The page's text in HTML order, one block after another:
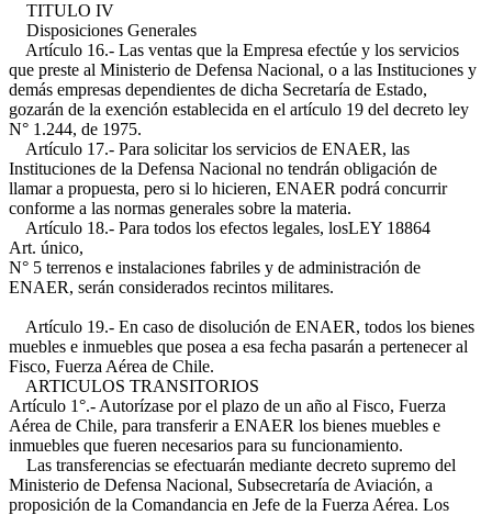
TITULO IV
Disposiciones Generales
Artículo 16.- Las ventas que la Empresa efectúe y los servicios
que preste al Ministerio de Defensa Nacional, o a las Instituciones y
demás empresas dependientes de dicha Secretaría de Estado,
gozarán de la exención establecida en el artículo 19 del decreto ley
N° 1.244, de 1975.
Artículo 17.- Para solicitar los servicios de ENAER, las
Instituciones de la Defensa Nacional no tendrán obligación de
llamar a propuesta, pero si lo hicieren, ENAER podrá concurrir
conforme a las normas generales sobre la materia.
Artículo 18.- Para todos los efectos legales, losLEY 18864
Art. único,
N° 5 terrenos e instalaciones fabriles y de administración de
ENAER, serán considerados recintos militares.
Artículo 19.- En caso de disolución de ENAER, todos los bienes
muebles e inmuebles que posea a esa fecha pasarán a pertenecer al
Fisco, Fuerza Aérea de Chile.
ARTICULOS TRANSITORIOS
Artículo 1°.- Autorízase por el plazo de un año al Fisco, Fuerza
Aérea de Chile, para transferir a ENAER los bienes muebles e
inmuebles que fueren necesarios para su funcionamiento.
Las transferencias se efectuarán mediante decreto supremo del
Ministerio de Defensa Nacional, Subsecretaría de Aviación, a
proposición de la Comandancia en Jefe de la Fuerza Aérea. Los